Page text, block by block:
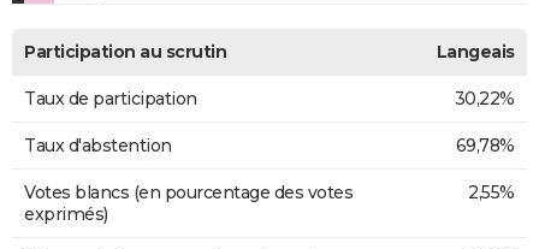
Participation au scrutin Langeais
Taux de participation 30,22%
Taux d'abstention 69,78%
Votes blancs (en pourcentage des votes
exprimés)
2,55%